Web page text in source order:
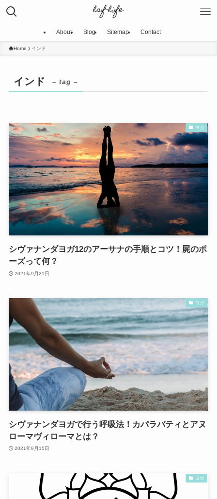
About Blog Sitemap Contact
Home インド
インド – tag –
ヨガ
シヴァナンダヨガ12のアーサナの手順とコツ！屍のポ
ーズって何？
2021年9月21日
ヨガ
シヴァナンダヨガで行う呼吸法！カパラバティとアヌ
ローマヴィローマとは？
2021年9月15日
ヨガ